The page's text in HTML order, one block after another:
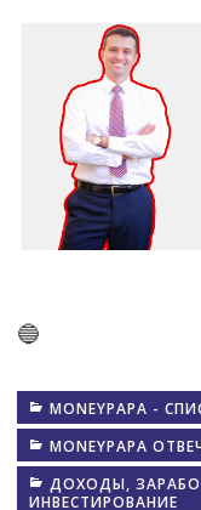
🔵
MONEYPAPA -
MONEYPAPA
ДОХОДЫ,
ИНВЕСТИРОВАНИЕ